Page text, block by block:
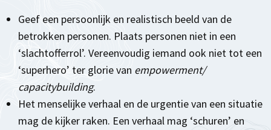
Geef een persoonlijk en realistisch beeld van de
betrokken personen. Plaats personen niet in een
‘slachtofferrol’. Vereenvoudig iemand ook niet tot een
‘superhero’ ter glorie van empowerment/
capacitybuilding.
Het menselijke verhaal en de urgentie van een situatie
mag de kijker raken. Een verhaal mag ‘schuren’ en